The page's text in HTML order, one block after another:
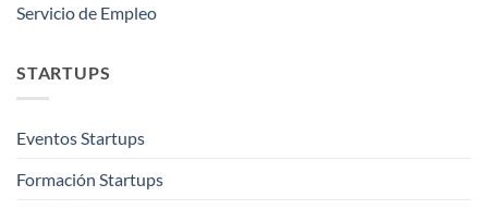
Servicio de Empleo
STARTUPS
Eventos Startups
Formación Startups